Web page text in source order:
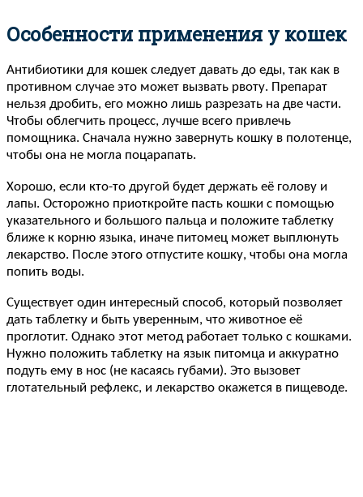
Особенности применения у кошек
Антибиотики для кошек следует давать до еды, так как в
противном случае это может вызвать рвоту. Препарат
нельзя дробить, его можно лишь разрезать на две части.
Чтобы облегчить процесс, лучше всего привлечь
помощника. Сначала нужно завернуть кошку в полотенце,
чтобы она не могла поцарапать.
Хорошо, если кто-то другой будет держать её голову и
лапы. Осторожно приоткройте пасть кошки с помощью
указательного и большого пальца и положите таблетку
ближе к корню языка, иначе питомец может выплюнуть
лекарство. После этого отпустите кошку, чтобы она могла
попить воды.
Существует один интересный способ, который позволяет
дать таблетку и быть уверенным, что животное её
проглотит. Однако этот метод работает только с кошками.
Нужно положить таблетку на язык питомца и аккуратно
подуть ему в нос (не касаясь губами). Это вызовет
глотательный рефлекс, и лекарство окажется в пищеводе.